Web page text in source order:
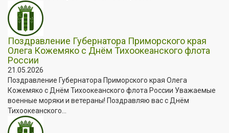
Поздравление Губернатора Приморского края
Олега Кожемяко с Днём Тихоокеанского флота
России
21.05.2026
Поздравление Губернатора Приморского края Олега
Кожемяко с Днём Тихоокеанского флота России Уважаемые
военные моряки и ветераны! Поздравляю вас с Днём
Тихоокеанского...